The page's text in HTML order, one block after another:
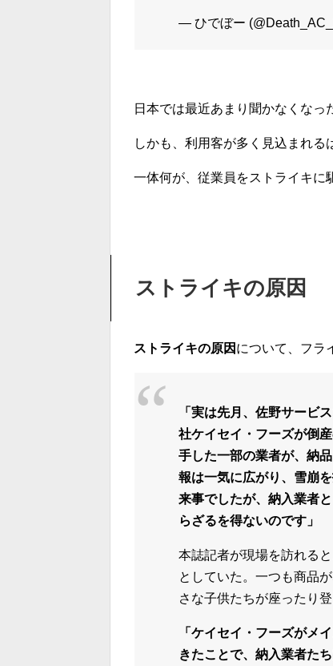
— ひでぼー
日本では最近あまり聞かなくなっ
しかも、利用客が多く見込まれる
一体何が、従業員をストライキに
ストライキの原因
ストライキの原因 について、フラ
「実は先月、佐野サービ
社ケイセイ・フーズが倒
手した一部の業者が、納
報は一気に広がり、雪崩
来事でしたが、納入業者
らざるを得ないのです」
本誌記者が現場を訪れる
としていた。一つも商品
さな子供たちが座ったり
「ケイセイ・フーズがメ
きたことで、納入業者た